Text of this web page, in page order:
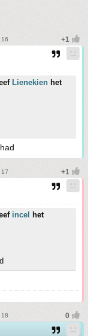
16
Lienekien het
17
incel
het
18